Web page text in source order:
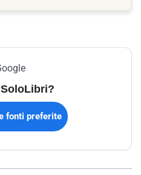
fonti preferite